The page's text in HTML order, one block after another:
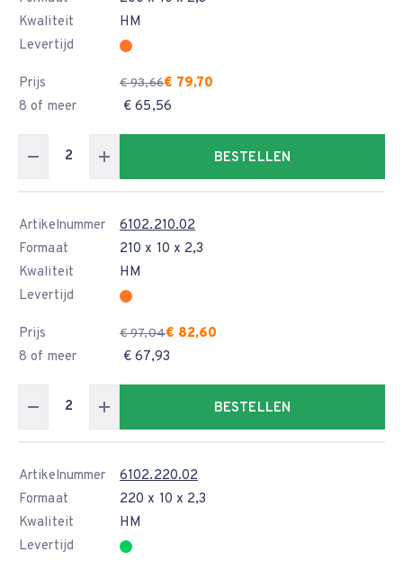
Kwaliteit
HM
Levertijd
Prijs € 93,66€ 79,70
8 of meer
€ 65,56
BESTELLEN
Artikelnummer
6102.210.02
Formaat
210 x 10 x 2,3
Kwaliteit
HM
Levertijd
Prijs € 97,04€ 82,60
8 of meer
€ 67,93
BESTELLEN
Artikelnummer
6102.220.02
Formaat
220 x 10 x 2,3
Kwaliteit
HM
Levertijd